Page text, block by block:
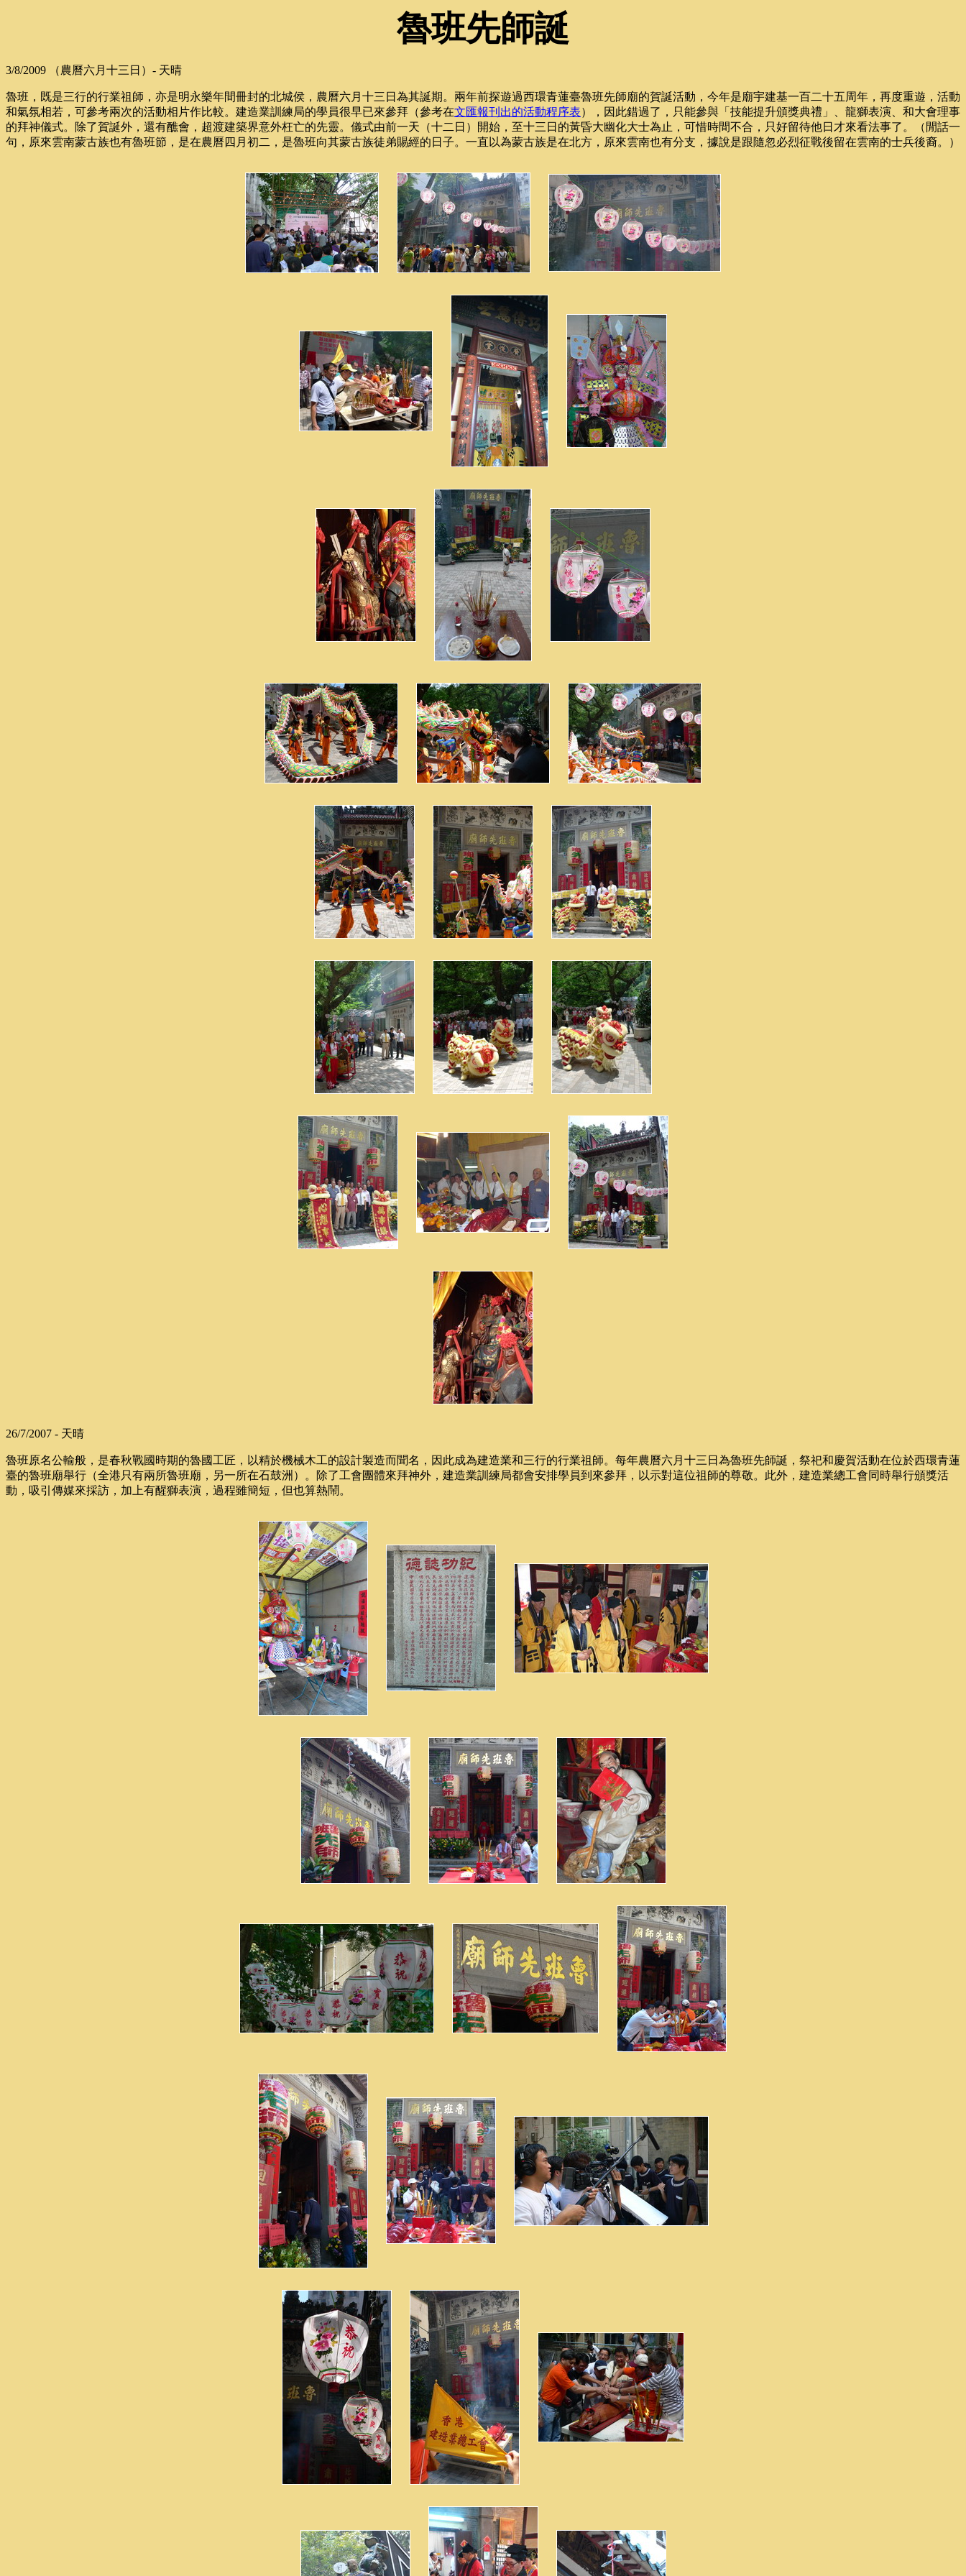
魯班先師誕
3/8/2009 （農曆六月十三日）- 天晴
魯班，既是三行的行業祖師，亦是明永樂年間冊封的北城侯，農曆六月十三日為其誕期。兩年前探遊過西環青蓮臺魯班先師廟的賀誕活動，今年是廟宇建基一百二十五周年，再度重遊，活動
和氣氛相若，可參考兩次的活動相片作比較。建造業訓練局的學員很早已來參拜（參考在文匯報刊出的活動程序表），因此錯過了，只能參與「技能提升頒獎典禮」、龍獅表演、和大會理事
的拜神儀式。除了賀誕外，還有醮會，超渡建築界意外枉亡的先靈。儀式由前一天（十二日）開始，至十三日的黃昏大幽化大士為止，可惜時間不合，只好留待他日才來看法事了。（閒話一
句，原來雲南蒙古族也有魯班節，是在農曆四月初二，是魯班向其蒙古族徒弟賜經的日子。一直以為蒙古族是在北方，原來雲南也有分支，據說是跟隨忽必烈征戰後留在雲南的士兵後裔。）
26/7/2007 - 天晴
魯班原名公輸般，是春秋戰國時期的魯國工匠，以精於機械木工的設計製造而聞名，因此成為建造業和三行的行業祖師。每年農曆六月十三日為魯班先師誕，祭祀和慶賀活動在位於西環青蓮
臺的魯班廟舉行（全港只有兩所魯班廟，另一所在石鼓洲）。除了工會團體來拜神外，建造業訓練局都會安排學員到來參拜，以示對這位祖師的尊敬。此外，建造業總工會同時舉行頒獎活
動，吸引傳媒來採訪，加上有醒獅表演，過程雖簡短，但也算熱鬧。